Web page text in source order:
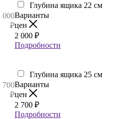
Глубина ящика 22 см
000
₽
Варианты
цен
2 000 ₽
Подробности
Глубина ящика 25 см
700
₽
Варианты
цен
2 700 ₽
Подробности